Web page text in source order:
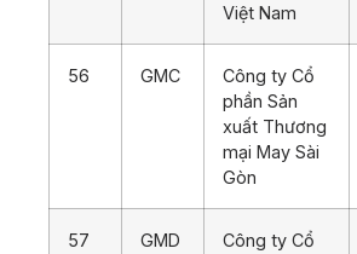
Việt Nam
56 GMC
Công ty Cổ
phần Sản
xuất Thương
mại May Sài
Gòn
57 GMD Công ty Cổ